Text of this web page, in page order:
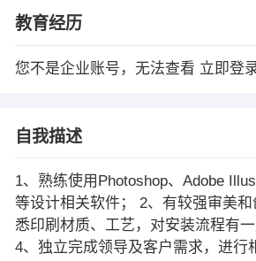
教育经历
您不是企业账号，无法查看 立即登
自我描述
1、熟练使用Photoshop、Adobe
等设计相关软件； 2、有较强审美
悉印刷材质、工艺，对安装流程有一
4、独立完成领导及客户需求，进行